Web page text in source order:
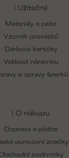
| Užitečné
Materiály a péče
Vzorník provázků
Dárkové kartičky
Velikost náramku
a opravy šperků
| O nákupu
Doprava a platba
puncovní značky
podmínky